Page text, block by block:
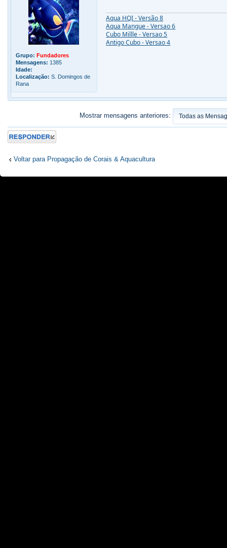
Grupo: Fundadores
Mensagens: 1385
Idade:
Localização: S. Domingos de
Rana
Aqua HQI - Versão 8
Aqua Mangue - Versao 6
Cubo Millle - Versao 5
Antigo Cubo - Versao 4
Mostrar mensagens anteriores:
Responder
Voltar para Propagação de Corais & Aquacultura